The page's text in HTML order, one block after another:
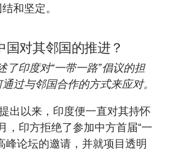
和坚定。
国对其邻国的推进？
了印度对“一带一路”倡议的担
过与邻国合作的方式来应对。
出以来，印度便一直对其持怀
，印方拒绝了参加中方首届“一
峰论坛的邀请，并就项目透明